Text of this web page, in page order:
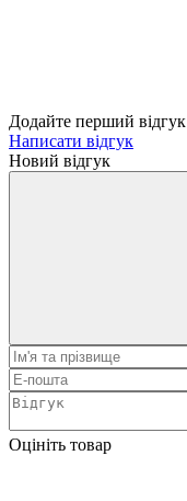
Додайте перший відгук
Написати відгук
Новий відгук
Оцініть товар